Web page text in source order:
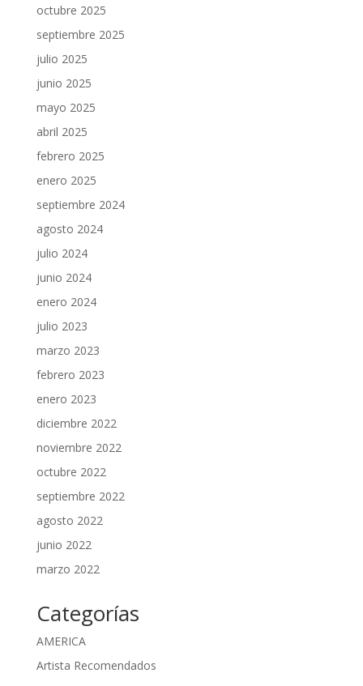
octubre 2025
septiembre 2025
julio 2025
junio 2025
mayo 2025
abril 2025
febrero 2025
enero 2025
septiembre 2024
agosto 2024
julio 2024
junio 2024
enero 2024
julio 2023
marzo 2023
febrero 2023
enero 2023
diciembre 2022
noviembre 2022
octubre 2022
septiembre 2022
agosto 2022
junio 2022
marzo 2022
Categorías
AMERICA
Artista Recomendados